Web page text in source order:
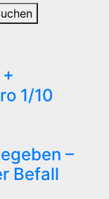
1/10
–
Befall